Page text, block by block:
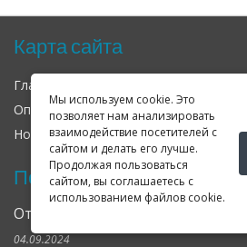
Мы используем cookie. Это
позволяет нам анализировать
взаимодействие посетителей с
сайтом и делать его лучше.
Продолжая пользоваться
сайтом, вы соглашаетесь с
использованием файлов cookie.
Карта сайта
Главная
Оплата
Доставка
Новости
Оферта
Последние новости
Открылся клубный сервис Geely
04.09.2024